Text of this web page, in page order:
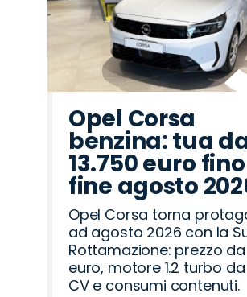
Opel Corsa
benzina: tua
13.750 euro
fine agosto
Opel Corsa torna
ad agosto 2026 con la
Rottamazione: prezzo da
euro, motore 1.2 turbo da
CV e consumi contenuti.